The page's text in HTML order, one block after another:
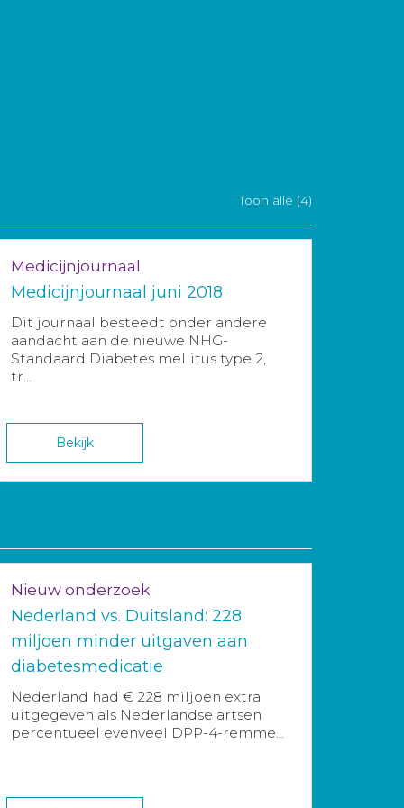
Toon alle (4)
Medicijnjournaal
Medicijnjournaal juni 2018
Dit journaal besteedt onder andere
aandacht aan de nieuwe NHG-
Standaard Diabetes mellitus type 2,
tr...
Bekijk
Nieuw onderzoek
Nederland vs. Duitsland: 228
miljoen minder uitgaven aan
diabetesmedicatie
Nederland had € 228 miljoen extra
uitgegeven als Nederlandse artsen
percentueel evenveel DPP-4-remme...